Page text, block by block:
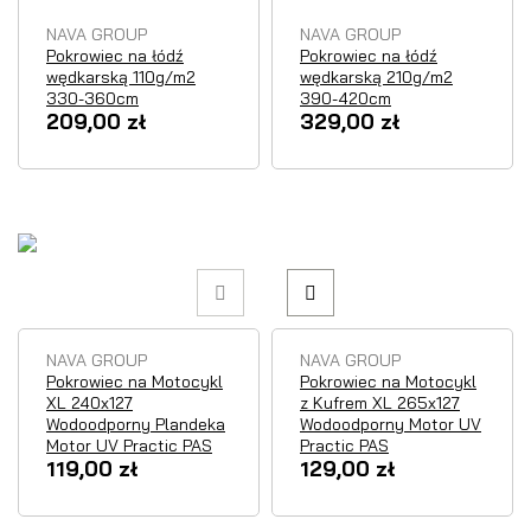
NAVA GROUP
Pokrowiec na łódź
wędkarską 110g/m2
330-360cm
209,00 zł
NAVA GROUP
Pokrowiec na łódź
wędkarską 210g/m2
390-420cm
329,00 zł
NAVA GROUP
Pokrowiec na Motocykl
XL 240x127
Wodoodporny Plandeka
Motor UV Practic PAS
119,00 zł
NAVA GROUP
Pokrowiec na Motocykl
z Kufrem XL 265x127
Wodoodporny Motor UV
Practic PAS
129,00 zł